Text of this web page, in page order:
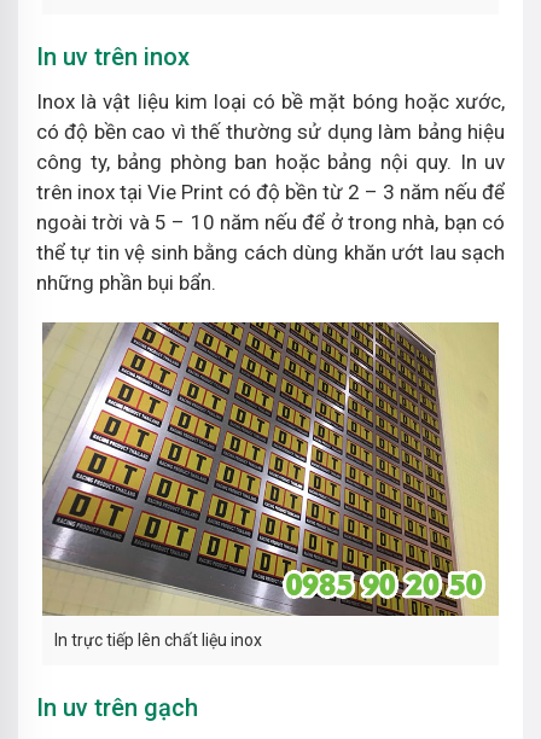
In uv trên inox
Inox là vật liệu kim loại có bề mặt bóng hoặc xước,
có độ bền cao vì thế thường sử dụng làm bảng hiệu
công ty, bảng phòng ban hoặc bảng nội quy. In uv
trên inox tại Vie Print có độ bền từ 2 – 3 năm nếu để
ngoài trời và 5 – 10 năm nếu để ở trong nhà, bạn có
thể tự tin vệ sinh bằng cách dùng khăn ướt lau sạch
những phần bụi bẩn.
In trực tiếp lên chất liệu inox
In uv trên gạch